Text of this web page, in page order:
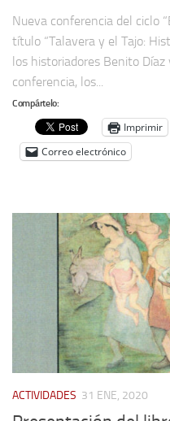
Nueva conferencia del ciclo
título “Talavera y el Tajo:
los historiadores Benito Díaz
conferencia, los...
Compártelo:
Imprimir
Correo electrónico
ACTIVIDADES 31 ENE, 2020